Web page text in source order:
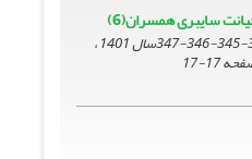
سایبری همسران(6)
دوره 31، فروردین تا تیرماه344-345-346-347سال 1401 ،
17-17